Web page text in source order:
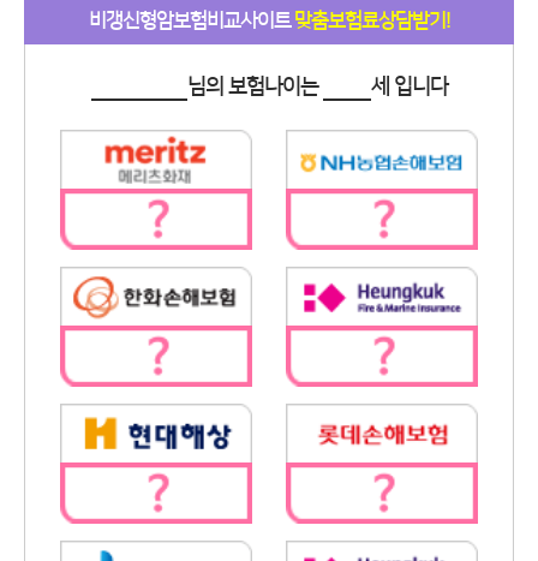
비갱신형암보험비교사이트맞춤보험료상담받기!
님의 보험나이는 세 입니다